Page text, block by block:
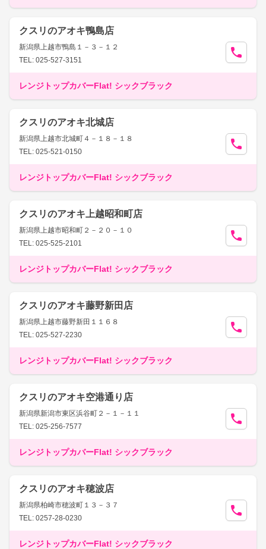
クスリのアオキ鴨島店
新潟県上越市鴨島１－３－１２
TEL: 025-527-3151
レンジトップカバーFlat! シックブラック
クスリのアオキ北城店
新潟県上越市北城町４－１８－１８
TEL: 025-521-0150
レンジトップカバーFlat! シックブラック
クスリのアオキ上越昭和町店
新潟県上越市昭和町２－２０－１０
TEL: 025-525-2101
レンジトップカバーFlat! シックブラック
クスリのアオキ藤野新田店
新潟県上越市藤野新田１１６８
TEL: 025-527-2230
レンジトップカバーFlat! シックブラック
クスリのアオキ空港通り店
新潟県新潟市東区浜谷町２－１－１１
TEL: 025-256-7577
レンジトップカバーFlat! シックブラック
クスリのアオキ穂波店
新潟県柏崎市穂波町１３－３７
TEL: 0257-28-0230
レンジトップカバーFlat! シックブラック